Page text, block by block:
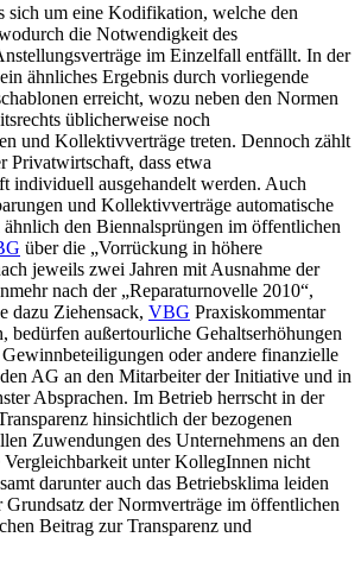
sich um eine Kodifikation, welche den
die Notwendigkeit des
im Einzelfall entfällt. In der
ähnliches Ergebnis durch vorliegende
erreicht, wozu neben den Normen
üblicherweise noch
und Kollektivverträge treten. Dennoch zählt
Privatwirtschaft, dass etwa
individuell ausgehandelt werden. Auch
und Kollektivverträge automatische
den Biennalsprüngen im öffentlichen
über die „Vorrückung in höhere
jeweils zwei Jahren mit Ausnahme der
nach der „Reparaturnovelle 2010“,
dazu Ziehensack, VBG Praxiskommentar
bedürfen außertourliche Gehaltserhöhungen
oder andere finanzielle
AG an den Mitarbeiter der Initiative und in
Absprachen. Im Betrieb herrscht in der
hinsichtlich der bezogenen
Zuwendungen des Unternehmens an den
Vergleichbarkeit unter KollegInnen nicht
darunter auch das Betriebsklima leiden
Grundsatz der Normverträge im öffentlichen
Beitrag zur Transparenz und